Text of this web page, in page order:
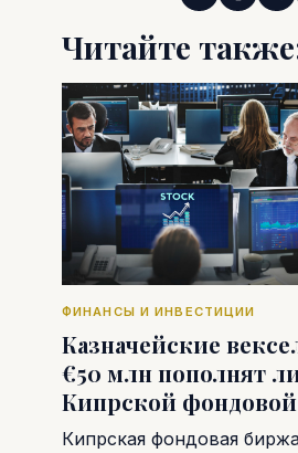
Читайте
ФИНАНСЫ И ИНВЕСТИЦИИ
Казначейские
€50 млн пополнят
Кипрской
Кипрская фондовая